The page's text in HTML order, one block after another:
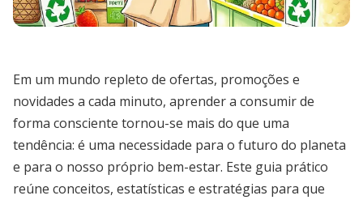
Em um mundo repleto de ofertas, promoções e
novidades a cada minuto, aprender a consumir de
forma consciente tornou-se mais do que uma
tendência: é uma necessidade para o futuro do planeta
e para o nosso próprio bem-estar. Este guia prático
reúne conceitos, estatísticas e estratégias para que